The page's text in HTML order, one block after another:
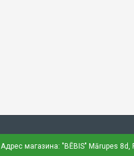
Адрес магазина: "BĒBIS" Mārupes 8d,